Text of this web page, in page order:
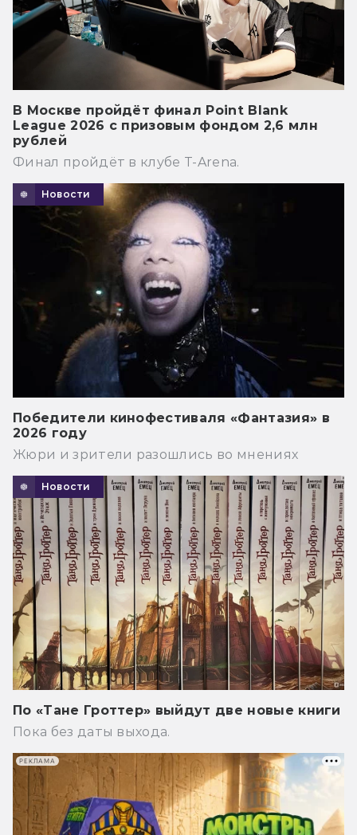
В Москве пройдёт финал Point Blank
League 2026 с призовым фондом 2,6 млн
рублей
Финал пройдёт в клубе T-Arena.
Новости
Победители кинофестиваля «Фантазия» в
2026 году
Жюри и зрители разошлись во мнениях
Новости
По «Тане Гроттер» выйдут две новые книги
Пока без даты выхода.
РЕКЛАМА